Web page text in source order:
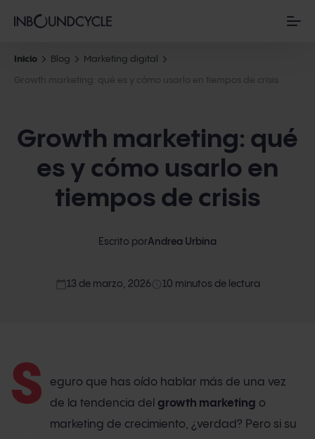
Inicio Blog Marketing digital
Growth marketing: qué es y cómo usarlo en tiempos de crisis
Growth marketing: qué
es y cómo usarlo en
tiempos de crisis
Escrito porAndrea Urbina
access_time 10 minutos de lectura
13 de marzo, 2026
S
eguro que has oído hablar más de una vez
de la tendencia del growth marketing o
marketing de crecimiento, ¿verdad? Pero si su